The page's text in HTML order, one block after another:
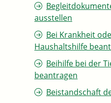
ausstellen
Bei Krankheit
Haushaltshilfe
Beihilfe bei der
beantragen
Beistandschaft